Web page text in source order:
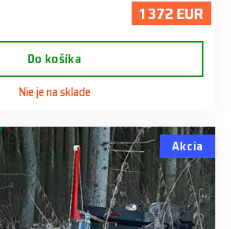
1 372 EUR
Do košíka
Nie je na sklade
Akcia